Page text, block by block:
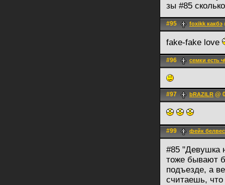
зы #85
#95 foxikk какбэ
fake-fake love
#96 семки есть
#97 bRAZILR @
#99 фейк
#85 "Девушка
тоже бывают
подъезде, а
считаешь,